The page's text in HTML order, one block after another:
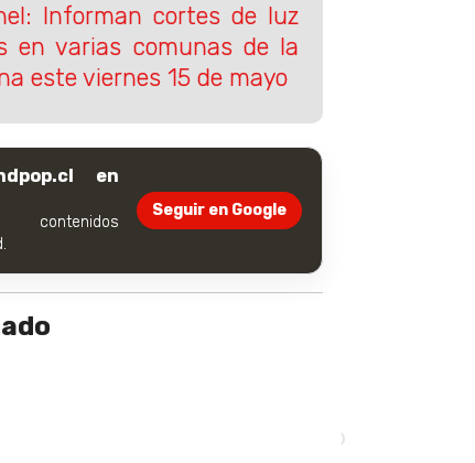
Informan cortes de luz
en varias comunas de la
este viernes 15 de mayo
en
contenidos
Seguir en Google